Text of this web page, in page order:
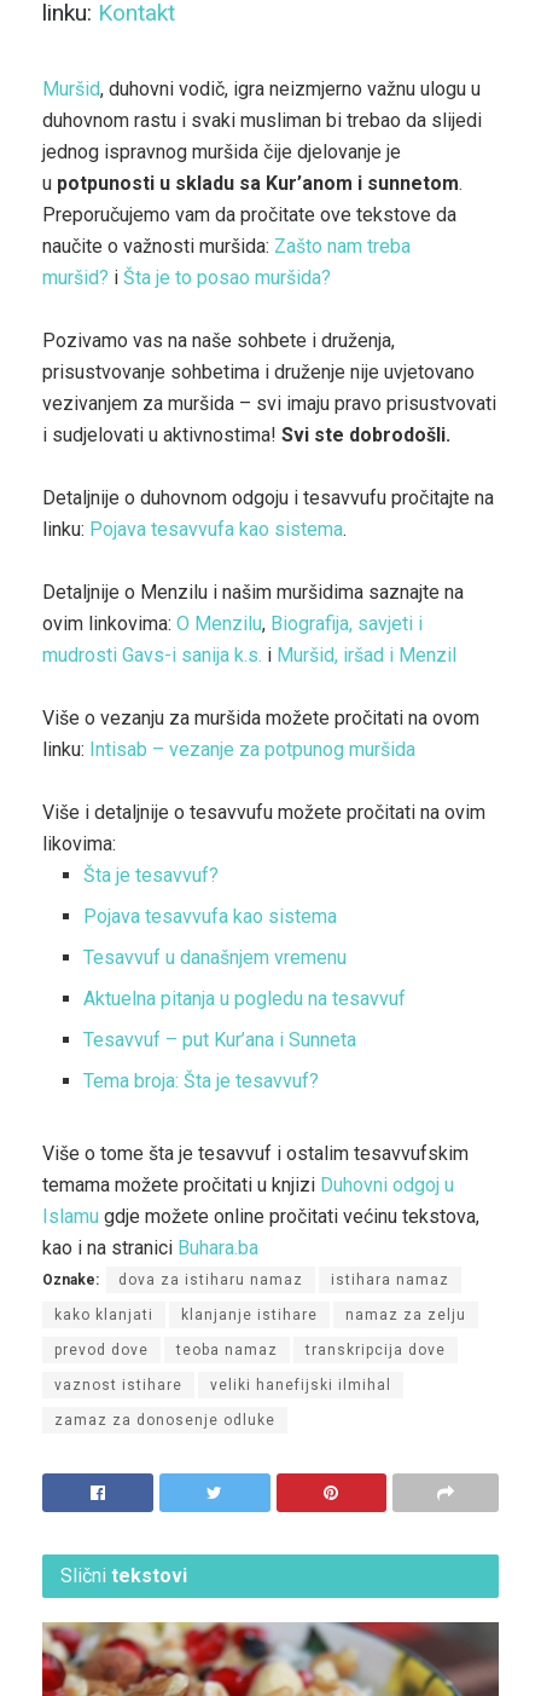
linku: Kontakt
Muršid, duhovni vodič, igra neizmjerno važnu ulogu u
duhovnom rastu i svaki musliman bi trebao da slijedi
jednog ispravnog muršida čije djelovanje je
u potpunosti u skladu sa Kur’anom i sunnetom.
Preporučujemo vam da pročitate ove tekstove da
naučite o važnosti muršida: Zašto nam treba
muršid? i Šta je to posao muršida?
Pozivamo vas na naše sohbete i druženja,
prisustvovanje sohbetima i druženje nije uvjetovano
vezivanjem za muršida – svi imaju pravo prisustvovati
i sudjelovati u aktivnostima! Svi ste dobrodošli.
Detaljnije o duhovnom odgoju i tesavvufu pročitajte na
linku: Pojava tesavvufa kao sistema.
Detaljnije o Menzilu i našim muršidima saznajte na
ovim linkovima: O Menzilu, Biografija, savjeti i
mudrosti Gavs-i sanija k.s. i Muršid, iršad i Menzil
Više o vezanju za muršida možete pročitati na ovom
linku: Intisab – vezanje za potpunog muršida
Više i detaljnije o tesavvufu možete pročitati na ovim
likovima:
Šta je tesavvuf?
Pojava tesavvufa kao sistema
Tesavvuf u današnjem vremenu
Aktuelna pitanja u pogledu na tesavvuf
Tesavvuf – put Kur’ana i Sunneta
Tema broja: Šta je tesavvuf?
Više o tome šta je tesavvuf i ostalim tesavvufskim
temama možete pročitati u knjizi Duhovni odgoj u
Islamu gdje možete online pročitati većinu tekstova,
kao i na stranici Buhara.ba
Oznake: dova za istiharu namaz istihara namaz
kako klanjati klanjanje istihare namaz za zelju
prevod dove teoba namaz transkripcija dove
vaznost istihare veliki hanefijski ilmihal
zamaz za donosenje odluke
Slični tekstovi